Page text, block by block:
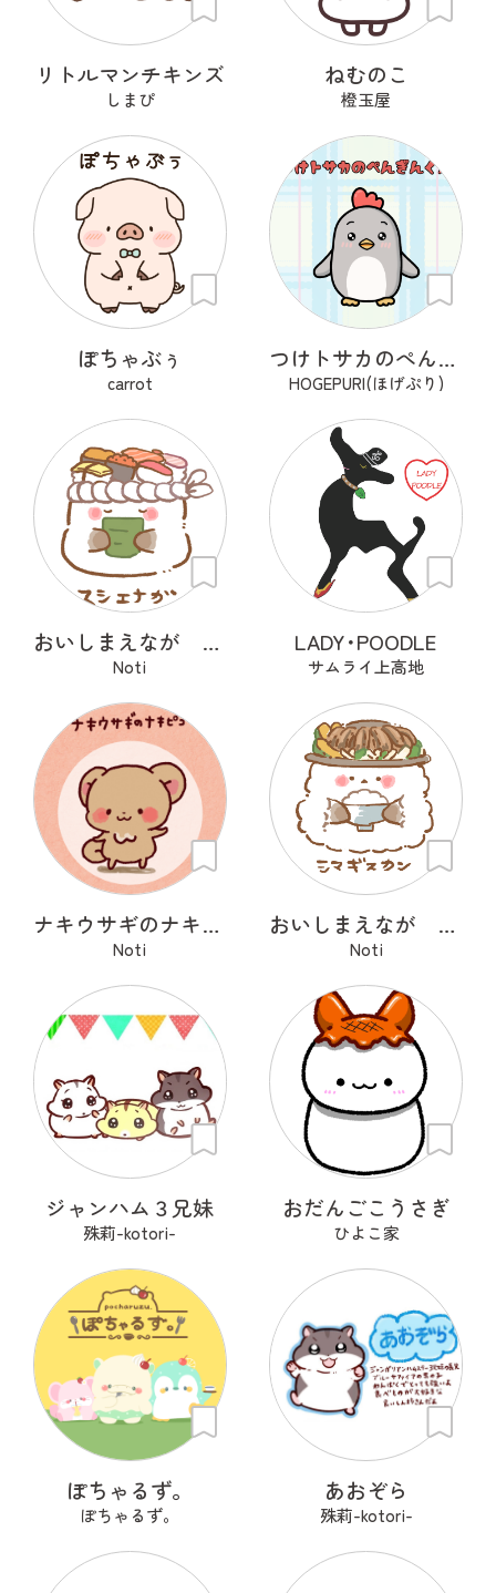
リトルマンチキンズ
しまぴ
ねむのこ
橙玉屋
ぽちゃぶぅ
carrot
つけトサカのぺんぎんくん
HOGEPURI(ほげぷり)
おいしまえなが その１
Noti
LADY･POODLE
サムライ上高地
ナキウサギのナキピコ
Noti
おいしまえなが その２
Noti
ジャンハム３兄妹
殊莉-kotori-
おだんごこうさぎ
ひよこ家
ぽちゃるず。
ぽちゃるず。
あおぞら
殊莉-kotori-